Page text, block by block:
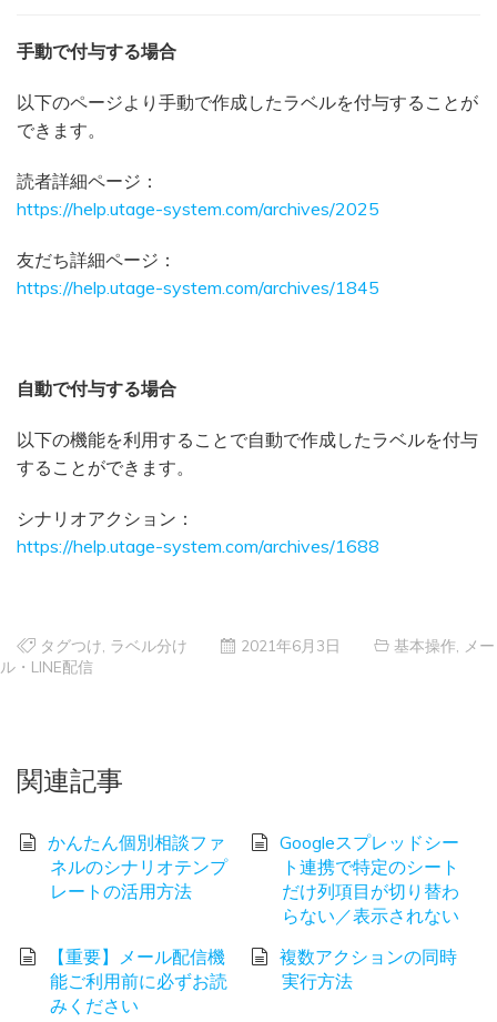
手動で付与する場合
以下のページより手動で作成したラベルを付与することが
できます。
読者詳細ページ：
https://help.utage-system.com/archives/2025
友だち詳細ページ：
https://help.utage-system.com/archives/1845
自動で付与する場合
以下の機能を利用することで自動で作成したラベルを付与
することができます。
シナリオアクション：
https://help.utage-system.com/archives/1688
タグつけ ラベル分け 2021年6月3日 基本操作
メー
ル・LINE配信
関連記事
かんたん個別相談ファ
ネルのシナリオテンプ
レートの活用方法
Googleスプレッドシー
ト連携で特定のシート
だけ列項目が切り替わ
らない／表示されない
【重要】メール配信機
能ご利用前に必ずお読
みください
複数アクションの同時
実行方法